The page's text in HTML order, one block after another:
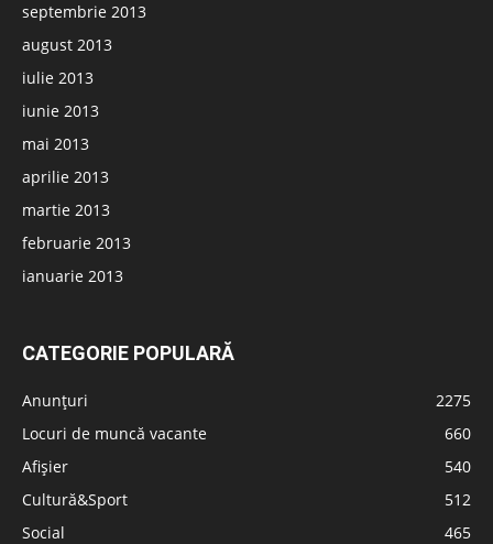
septembrie 2013
august 2013
iulie 2013
iunie 2013
mai 2013
aprilie 2013
martie 2013
februarie 2013
ianuarie 2013
CATEGORIE POPULARĂ
Anunțuri
2275
Locuri de muncă vacante
660
Afișier
540
Cultură&Sport
512
Social
465